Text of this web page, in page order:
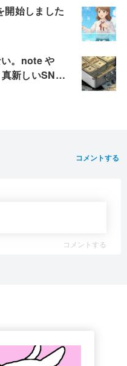
開始しました
。note や
新しいSNS
ム
コメントする
コメントする